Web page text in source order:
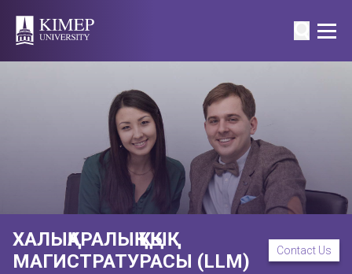
ХАЛЫҚАРАЛЫҚ ҚҰҚЫҚ
МАГИСТРАТУРАСЫ (LLM)
Contact Us